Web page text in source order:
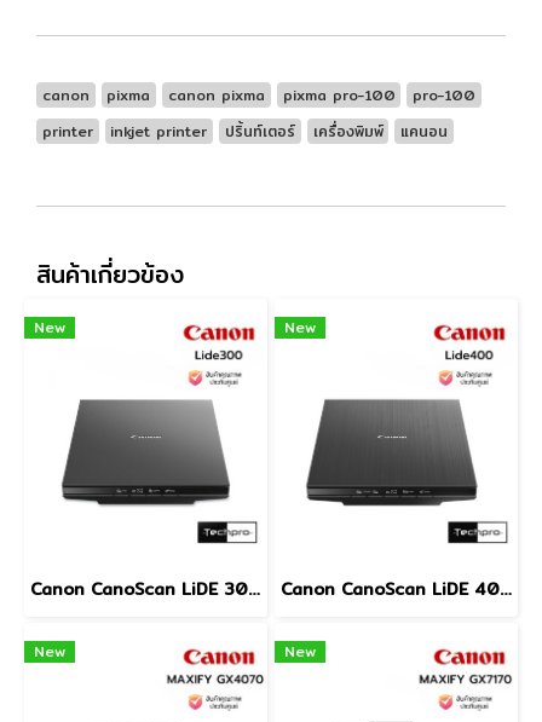
canon pixma canon pixma pixma pro-100
pro-100
printer
inkjet printer ปริ้นท์เตอร์ เครื่องพิมพ์ แคนอน
สินค้าเกี่ยวข้อง
New
Canon CanoScan LiDE 300 Flatbed Scanner A4 2400dpi USB Document & Photo Scanner เครื่องสแกนเอกสารและรูปภาพ
New
Canon CanoScan LiDE 400 Flatbed Scanner A4 4800dpi USB Type-C Document & Photo Scanner เครื่องสแกนเอกสารและรูปภาพ
New New